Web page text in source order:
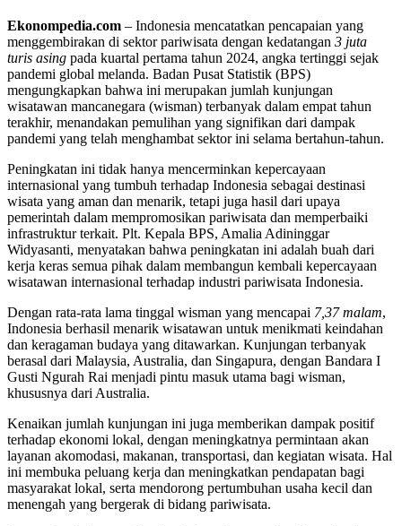
Ekonompedia.com – Indonesia mencatatkan pencapaian yang
menggembirakan di sektor pariwisata dengan kedatangan 3 juta
turis asing pada kuartal pertama tahun 2024, angka tertinggi sejak
pandemi global melanda. Badan Pusat Statistik (BPS)
mengungkapkan bahwa ini merupakan jumlah kunjungan
wisatawan mancanegara (wisman) terbanyak dalam empat tahun
terakhir, menandakan pemulihan yang signifikan dari dampak
pandemi yang telah menghambat sektor ini selama bertahun-tahun.
Peningkatan ini tidak hanya mencerminkan kepercayaan
internasional yang tumbuh terhadap Indonesia sebagai destinasi
wisata yang aman dan menarik, tetapi juga hasil dari upaya
pemerintah dalam mempromosikan pariwisata dan memperbaiki
infrastruktur terkait. Plt. Kepala BPS, Amalia Adininggar
Widyasanti, menyatakan bahwa peningkatan ini adalah buah dari
kerja keras semua pihak dalam membangun kembali kepercayaan
wisatawan internasional terhadap industri pariwisata Indonesia.
Dengan rata-rata lama tinggal wisman yang mencapai 7,37 malam,
Indonesia berhasil menarik wisatawan untuk menikmati keindahan
dan keragaman budaya yang ditawarkan. Kunjungan terbanyak
berasal dari Malaysia, Australia, dan Singapura, dengan Bandara I
Gusti Ngurah Rai menjadi pintu masuk utama bagi wisman,
khususnya dari Australia.
Kenaikan jumlah kunjungan ini juga memberikan dampak positif
terhadap ekonomi lokal, dengan meningkatnya permintaan akan
layanan akomodasi, makanan, transportasi, dan kegiatan wisata. Hal
ini membuka peluang kerja dan meningkatkan pendapatan bagi
masyarakat lokal, serta mendorong pertumbuhan usaha kecil dan
menengah yang bergerak di bidang pariwisata.